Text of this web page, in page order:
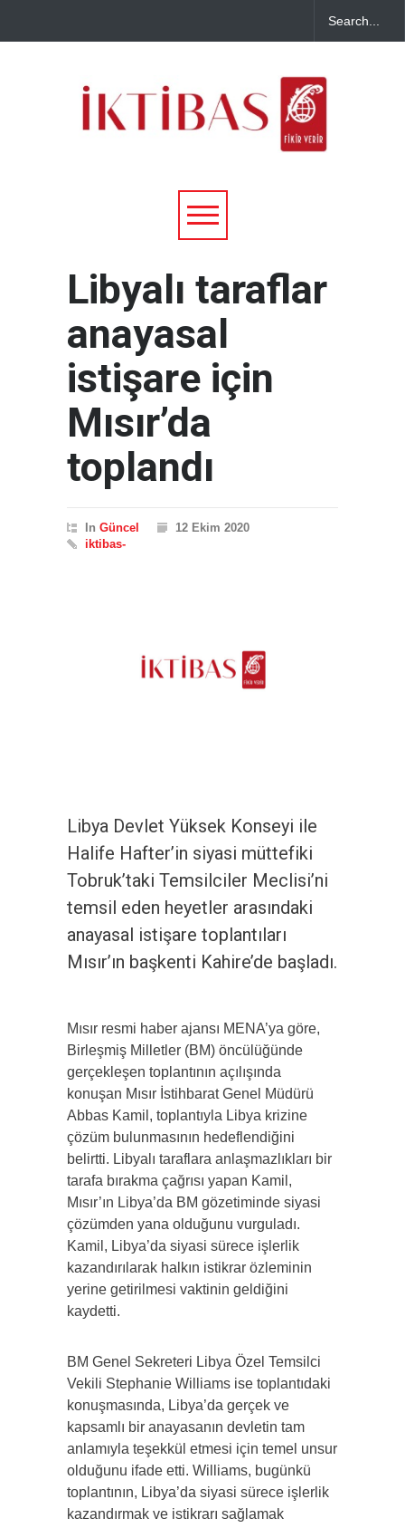
Libyalı taraflar
anayasal
istişare için
Mısır’da
toplandı
In Güncel
12 Ekim 2020
iktibas-
Libya Devlet Yüksek Konseyi ile
Halife Hafter’in siyasi müttefiki
Tobruk’taki Temsilciler Meclisi’ni
temsil eden heyetler arasındaki
anayasal istişare toplantıları
Mısır’ın başkenti Kahire’de başladı.
Mısır resmi haber ajansı MENA’ya göre,
Birleşmiş Milletler (BM) öncülüğünde
gerçekleşen toplantının açılışında
konuşan Mısır İstihbarat Genel Müdürü
Abbas Kamil, toplantıyla Libya krizine
çözüm bulunmasının hedeflendiğini
belirtti. Libyalı taraflara anlaşmazlıkları bir
tarafa bırakma çağrısı yapan Kamil,
Mısır’ın Libya’da BM gözetiminde siyasi
çözümden yana olduğunu vurguladı.
Kamil, Libya’da siyasi sürece işlerlik
kazandırılarak halkın istikrar özleminin
yerine getirilmesi vaktinin geldiğini
kaydetti.
BM Genel Sekreteri Libya Özel Temsilci
Vekili Stephanie Williams ise toplantıdaki
konuşmasında, Libya’da gerçek ve
kapsamlı bir anayasanın devletin tam
anlamıyla teşekkül etmesi için temel unsur
olduğunu ifade etti. Williams, bugünkü
toplantının, Libya’da siyasi sürece işlerlik
kazandırmak ve istikrarı sağlamak